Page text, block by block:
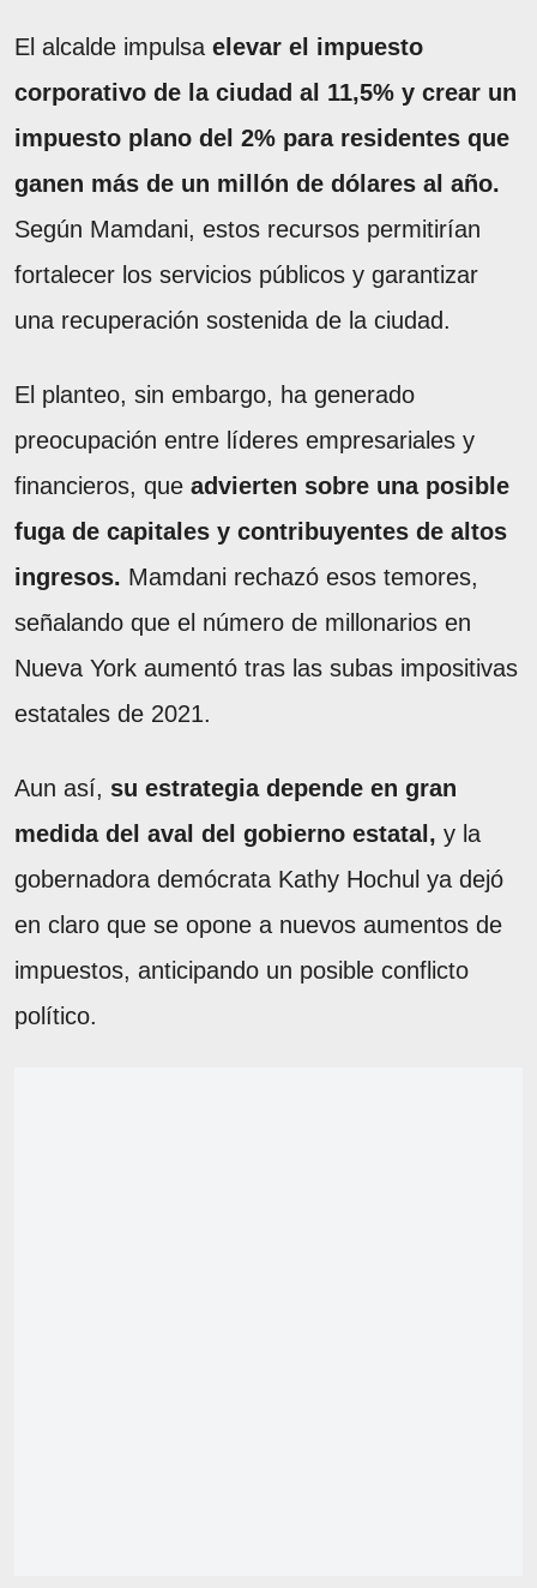
El alcalde impulsa elevar el impuesto
corporativo de la ciudad al 11,5% y crear un
impuesto plano del 2% para residentes que
ganen más de un millón de dólares al año.
Según Mamdani, estos recursos permitirían
fortalecer los servicios públicos y garantizar
una recuperación sostenida de la ciudad.
El planteo, sin embargo, ha generado
preocupación entre líderes empresariales y
financieros, que advierten sobre una posible
fuga de capitales y contribuyentes de altos
ingresos. Mamdani rechazó esos temores,
señalando que el número de millonarios en
Nueva York aumentó tras las subas impositivas
estatales de 2021.
Aun así, su estrategia depende en gran
medida del aval del gobierno estatal, y la
gobernadora demócrata Kathy Hochul ya dejó
en claro que se opone a nuevos aumentos de
impuestos, anticipando un posible conflicto
político.